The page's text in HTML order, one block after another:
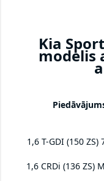
Kia
modelis
1,6 T-GDI (150
1,6 CRDi (136 ZS)